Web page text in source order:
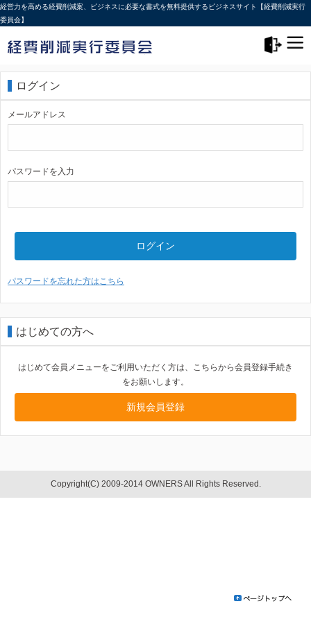
経営力を高める経費削減案、ビジネスに必要な書式を無料提供するビジネスサイト【経費削減実行
委員会】
ログイン
メールアドレス
パスワードを入力
ログイン
パスワードを忘れた方はこちら
はじめての方へ
はじめて会員メニューをご利用いただく方は、こちらから会員登録手続き
をお願いします。
新規会員登録
Copyright(C) 2009-2014 OWNERS All Rights Reserved.